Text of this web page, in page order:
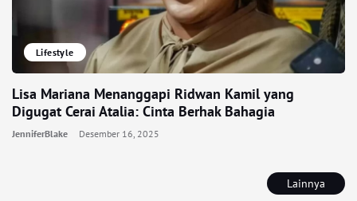
Lainnya
Lifestyle
Lisa Mariana Menanggapi Ridwan Kamil yang
Digugat Cerai Atalia: Cinta Berhak Bahagia
JenniferBlake Desember 16, 2025